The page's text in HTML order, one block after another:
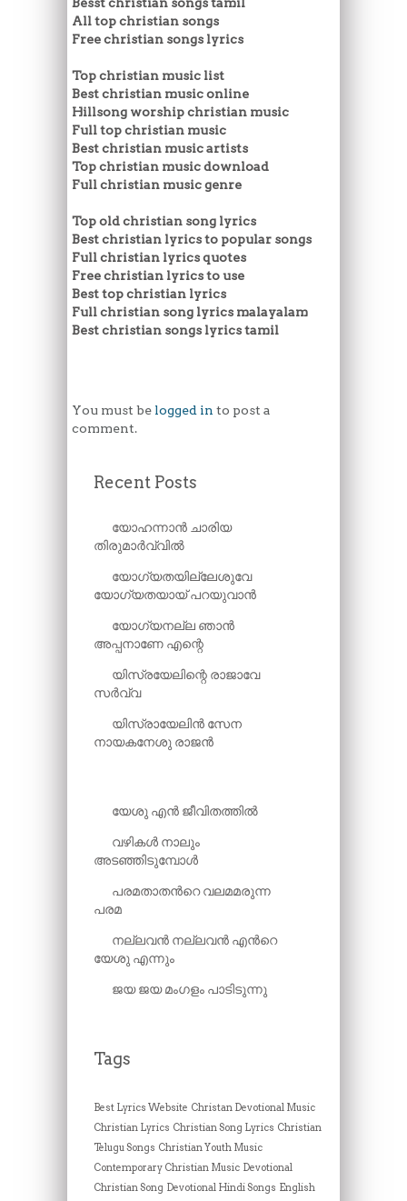
Besst christian songs tamil
All top christian songs
Free christian songs lyrics
Top christian music list
Best christian music online
Hillsong worship christian music
Full top christian music
Best christian music artists
Top christian music download
Full christian music genre
Top old christian song lyrics
Best christian lyrics to popular songs
Full christian lyrics quotes
Free christian lyrics to use
Best top christian lyrics
Full christian song lyrics malayalam
Best christian songs lyrics tamil
You must be logged in to post a
comment.
Recent Posts
യോഹന്നാൻ ചാരിയ
തിരുമാർവ്വിൽ
യോഗ്യതയില്ലേശുവേ
യോഗ്യതയായ് പറയുവാൻ
യോഗ്യനല്ല ഞാൻ
അപ്പനാണേ എന്റെ
യിസ്രയേലിന്റെ രാജാവേ
സർവ്വ
യിസ്രായേലിൻ സേന
നായകനേശു രാജൻ
യേശു എൻ ജീവിതത്തിൽ
വഴികൾ നാലും
അടഞ്ഞിടുമ്പോൾ
പരമതാതന്‍റെ വലമമരുന്ന
പരമ
നല്ലവൻ നല്ലവൻ എ​ന്‍റെ
യേശു എന്നും
ജയ ജയ മംഗളം പാടിടുന്നു
Tags
Best Lyrics Website Christan Devotional Music
Christian Lyrics Christian Song Lyrics Christian
Telugu Songs Christian Youth Music
Contemporary Christian Music Devotional
Christian Song Devotional Hindi Songs English